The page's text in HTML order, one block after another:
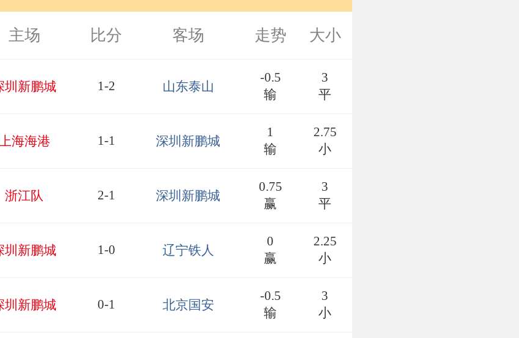
主场 比分 客场 走势 大小
圳新鹏城 1-2 山东泰山
-0.5
输
3
平
海海港 1-1 深圳新鹏城
1
输
2.75
小
浙江队 2-1 深圳新鹏城
0.75
赢
3
平
圳新鹏城 1-0 辽宁铁人
0
赢
2.25
小
圳新鹏城 0-1 北京国安
-0.5
输
3
小